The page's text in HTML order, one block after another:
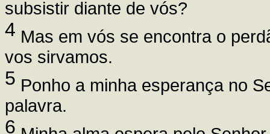
subsistir diante de vós?
4 Mas em vós se encontra o
vos sirvamos.
5 Ponho a minha esperança no
palavra.
6